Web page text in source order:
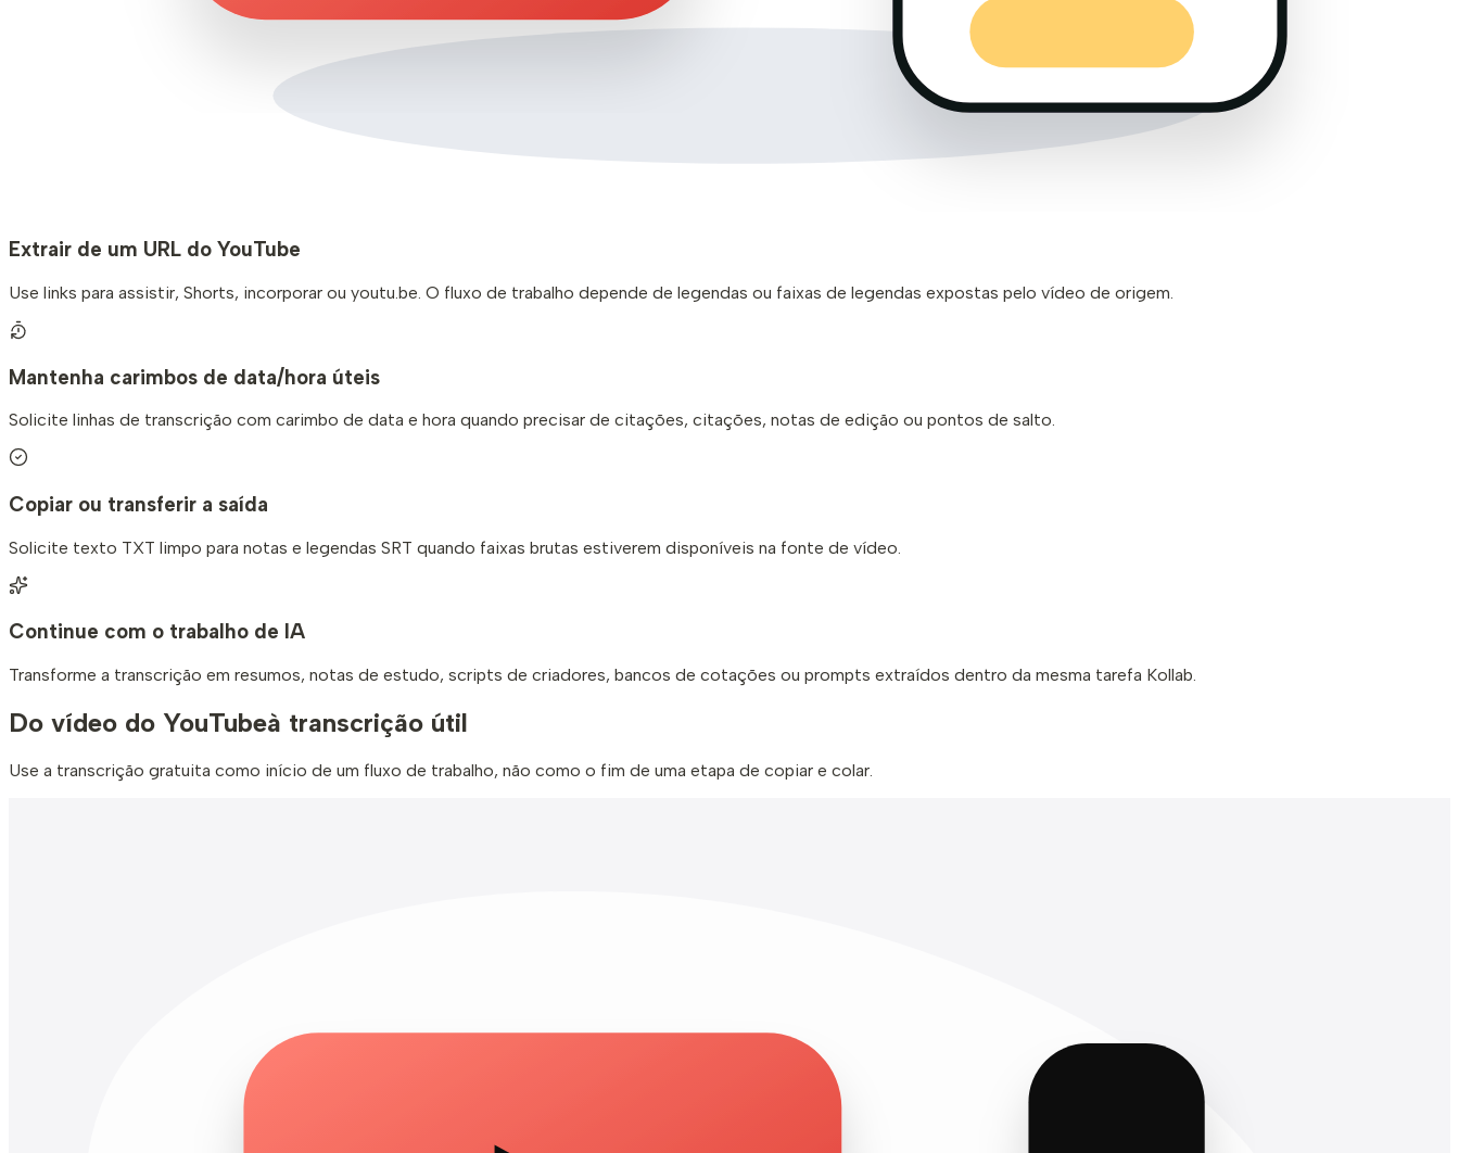
Extrair de um URL do YouTube
Use links para assistir, Shorts, incorporar ou youtu.be. O fluxo de trabalho depende de legendas ou faixas de legendas expostas pelo vídeo de origem.
Mantenha carimbos de data/hora úteis
Solicite linhas de transcrição com carimbo de data e hora quando precisar de citações, citações, notas de edição ou pontos de salto.
Copiar ou transferir a saída
Solicite texto TXT limpo para notas e legendas SRT quando faixas brutas estiverem disponíveis na fonte de vídeo.
Continue com o trabalho de IA
Transforme a transcrição em resumos, notas de estudo, scripts de criadores, bancos de cotações ou prompts extraídos dentro da mesma tarefa Kollab.
Do vídeo do YouTubeà transcrição útil
Use a transcrição gratuita como início de um fluxo de trabalho, não como o fim de uma etapa de copiar e colar.